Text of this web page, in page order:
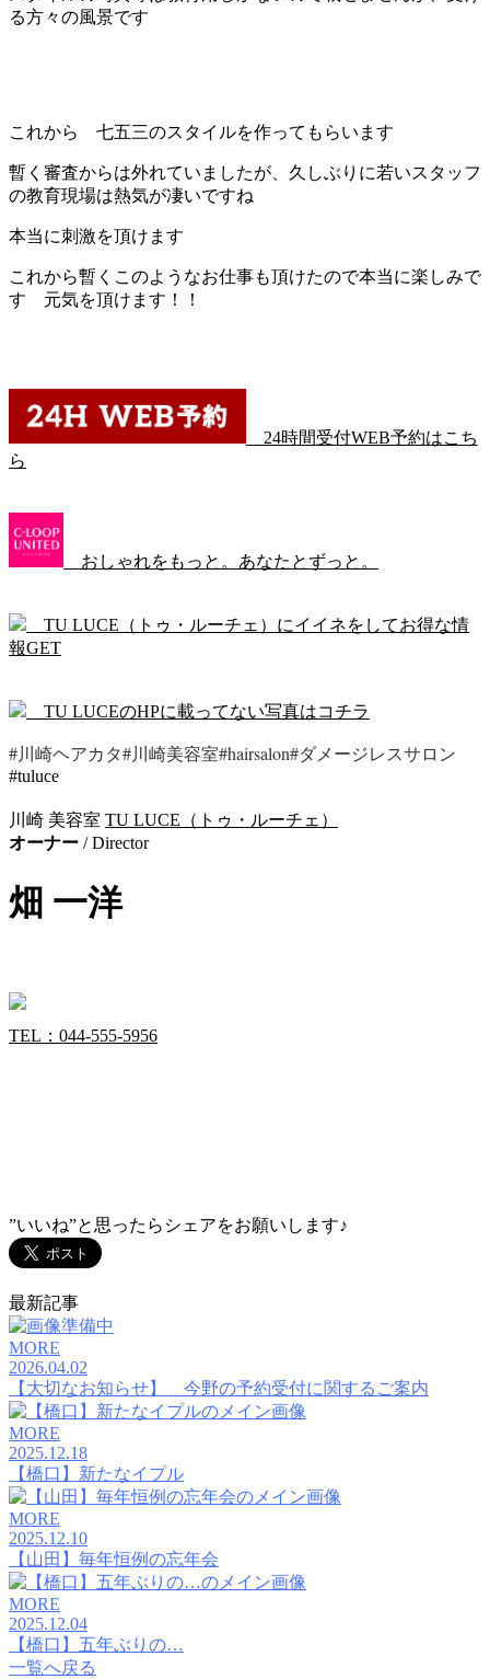
る方々の風景です
これから 七五三のスタイルを作ってもらいます
暫く審査からは外れていましたが、久しぶりに若いスタッフ
の教育現場は熱気が凄いですね
本当に刺激を頂けます
これから暫くこのようなお仕事も頂けたので本当に楽しみで
す 元気を頂けます！！
24時間受付WEB予約はこち
ら
おしゃれをもっと。あなたとずっと。
TU LUCE（トゥ・ルーチェ）にイイネをしてお得な情
報GET
TU LUCEのHPに載ってない写真はコチラ
#川崎ヘアカタ#川崎美容室#hairsalon#ダメージレスサロン
#tuluce
川崎 美容室 TU LUCE（トゥ・ルーチェ）
オーナー / Director
畑 一洋
TEL：044-555-5956
”いいね”と思ったらシェアをお願いします♪
最新記事
MORE
2026.04.02
【大切なお知らせ】 今野の予約受付に関するご案内
MORE
2025.12.18
【橋口】新たなイプル
MORE
2025.12.10
【山田】毎年恒例の忘年会
MORE
2025.12.04
【橋口】五年ぶりの…
一覧へ戻る